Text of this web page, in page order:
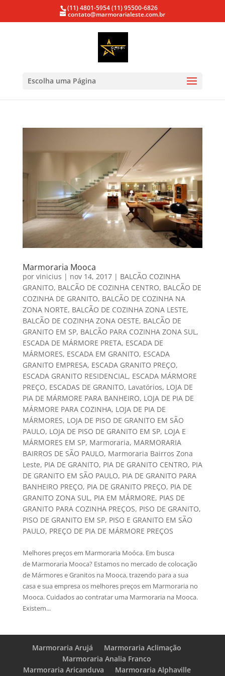
(11) 4801-5954(11) 95500-6826
contato@marmorarialeste.com.br
Escolha uma Página
Marmoraria Mooca
por vinicius | nov 14, 2017| BALCÃO COZINHA
GRANITO, BALCÃO DE COZINHA CENTRO, BALCÃO DE
COZINHA DE GRANITO, BALCÃO DE COZINHA NA
ZONA NORTE, BALCÃO DE COZINHA ZONA LESTE,
BALCÃO DE COZINHA ZONA OESTE, BALCÃO DE
GRANITO EM SP, BALCÃO PARA COZINHA ZONA SUL,
ESCADA DE MÁRMORE PRETA, ESCADA DE
MÁRMORES, ESCADA EM GRANITO, ESCADA
GRANITO EMPRESA, ESCADA GRANITO PREÇO,
ESCADA GRANITO RESIDENCIAL, ESCADA MÁRMORE
PREÇO, ESCADAS DE GRANITO, Lavatórios, LOJA DE
PIA DE MÁRMORE PARA BANHEIRO, LOJA DE PIA DE
MÁRMORE PARA COZINHA, LOJA DE PIA DE
MÁRMORES, LOJA DE PISO DE GRANITO EM SÃO
PAULO, LOJA DE PISO DE GRANITO EM SP, LOJA E
MÁRMORES EM SP, Marmoraria, MARMORARIA
BAIRROS DE SÃO PAULO, Marmoraria Bairros Zona
Leste, PIA DE GRANITO, PIA DE GRANITO CENTRO, PIA
DE GRANITO EM SÃO PAULO, PIA DE GRANITO PARA
BANHEIRO PREÇO, PIA DE GRANITO PREÇO, PIA DE
GRANITO ZONA SUL, PIA EM MÁRMORE, PIAS DE
GRANITO PARA COZINHA PREÇOS, PISO DE GRANITO,
PISO DE GRANITO EM SP, PISO E GRANITO EM SÃO
PAULO, PREÇO DE PIA DE MÁRMORE PREÇOS
Melhores preços em Marmoraria Moóca. Em busca
de Marmoraria Mooca? Estamos no mercado de colocação
de Mármores e Granitos na Mooca, trazendo para a sua
casa e sua empresa os melhores preços em Marmoraria no
Mooca. Cuidados ao contratar uma Marmoraria na Mooca.
Existem...
Marmoraria Arujá
Marmoraria Aclimação
Marmoraria Analia Franco
Marmoraria Aricanduva
Marmoraria Alphaville